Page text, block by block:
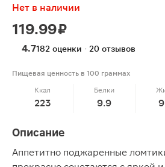
Нет в наличии
119.99 ₽
4.7182 оценки · 20 отзывов
Пищевая ценность в 100 граммах
Ккал
223
Белки
9.9
Описание
Аппетитно поджаренные